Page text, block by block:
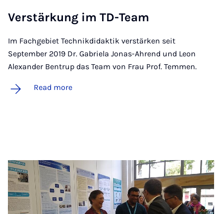
Ver­stärkung im TD-Team
Im Fachgebiet Technikdidaktik verstärken seit
September 2019 Dr. Gabriela Jonas-Ahrend und Leon
Alexander Bentrup das Team von Frau Prof. Temmen.
Read more